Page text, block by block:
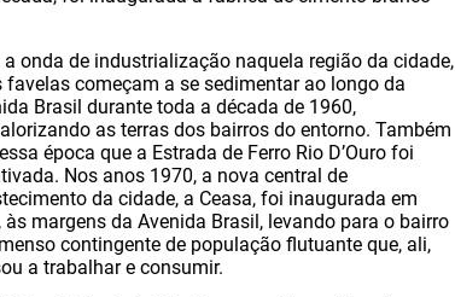
a onda de industrialização naquela região da cidade,
favelas começam a se sedimentar ao longo da
Brasil durante toda a década de 1960,
as terras dos bairros do entorno. Também
época que a Estrada de Ferro Rio D’Ouro foi
Nos anos 1970, a nova central de
da cidade, a Ceasa, foi inaugurada em
às margens da Avenida Brasil, levando para o bairro
contingente de população flutuante que, ali,
a trabalhar e consumir.